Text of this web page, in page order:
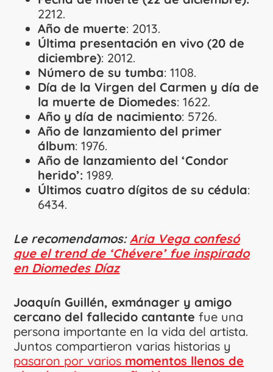
2212.
Año de muerte: 2013.
Última presentación en vivo (20 de
diciembre): 2012.
Número de su tumba: 1108.
Día de la Virgen del Carmen y día de
la muerte de Diomedes: 1622.
Año y día de nacimiento: 5726.
Año de lanzamiento del primer
álbum: 1976.
Año de lanzamiento del ‘Condor
herido’: 1989.
Últimos cuatro dígitos de su cédula:
6434.
Le recomendamos:Aria Vega confesó
que el trend de ‘Chévere’ fue inspirado
en Diomedes Díaz
Joaquín Guillén, exmánager y amigo
cercano del fallecido cantante fue una
persona importante en la vida del artista.
Juntos compartieron varias historias y
pasaron por varios momentos llenos de